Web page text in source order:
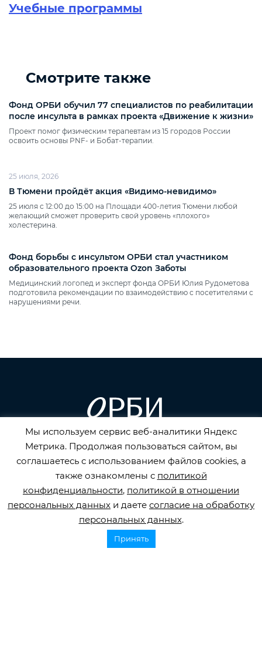
Учебные программы
Смотрите также
Фонд ОРБИ обучил 77 специалистов по реабилитации
после инсульта в рамках проекта «Движение к жизни»
Проект помог физическим терапевтам из 15 городов России
освоить основы PNF‑ и Бобат‑терапии.
25 июля, 2026
В Тюмени пройдёт акция «Видимо‑невидимо»
25 июля с 12:00 до 15:00 на Площади 400‑летия Тюмени любой
желающий сможет проверить свой уровень «плохого»
холестерина.
Фонд борьбы с инсультом ОРБИ стал участником
образовательного проекта Ozon Заботы
Медицинский логопед и эксперт фонда ОРБИ Юлия Рудометова
подготовила рекомендации по взаимодействию с посетителями с
нарушениями речи.
Горячая линия по инсульту
8 800 707 52 29
info@orbifond.ru
Подписаться
Мы используем сервис веб-аналитики Яндекс
Метрика. Продолжая пользоваться сайтом, вы
соглашаетесь с использованием файлов cookies, а
также ознакомлены с политикой
конфиденциальности, политикой в отношении
персональных данных и даете согласие на обработку
персональных данных.
Принять